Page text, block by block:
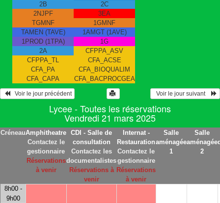
2B
2C
2NJPF
3EA
TGMNF
1GMNF
TAMEN (TAVE)
1AMGT (1AVE)
1PROD (1TPA)
1G
2A
CFPPA_ASV
CFPPA_TL
CFA_ACSE
CFA_PA
CFA_BIOQUALIM
CFA_CAPA
CFA_BACPROCGEA
   Voir le jour précédent
  Voir le jour suivant
Lycee - Toutes les réservations
Vendredi 21 mars 2025
CréneauAmphitheatre
Contactez le
gestionnaire
Réservations
à venir
CDI - Salle de
consultation
Contactez les
documentalistes
Réservations à
venir
Internat -
Restauration
Contactez le
gestionnaire
Réservations
à venir
Salle
aménagée
1
Salle
aménagée
2
8h00 -
9h00